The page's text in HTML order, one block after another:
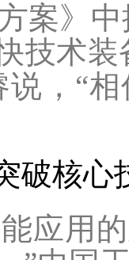
案》
技术
说，“
破核心
应用